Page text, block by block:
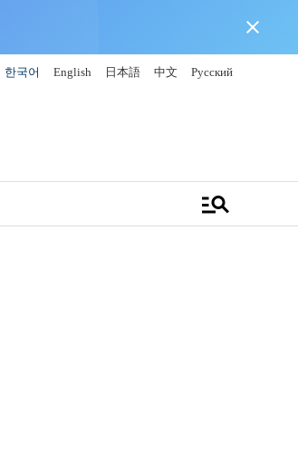
close
한국어 English 日本語 中文 Русский
manage_search